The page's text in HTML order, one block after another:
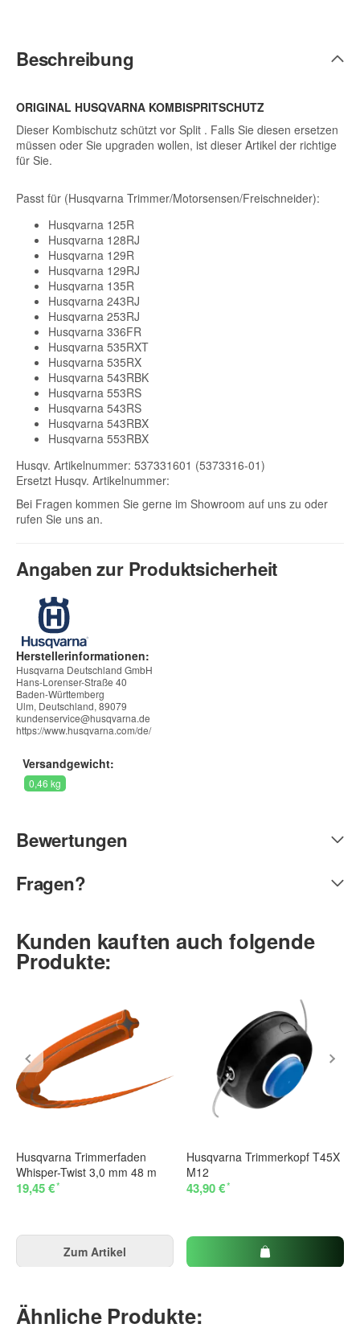
Beschreibung
ORIGINAL HUSQVARNA KOMBISPRITSCHUTZ
Dieser Kombischutz schützt vor Split . Falls Sie diesen ersetzen
müssen oder Sie upgraden wollen, ist dieser Artikel der richtige
für Sie.
Passt für (Husqvarna Trimmer/Motorsensen/Freischneider):
Husqvarna 125R
Husqvarna 128RJ
Husqvarna 129R
Husqvarna 129RJ
Husqvarna 135R
Husqvarna 243RJ
Husqvarna 253RJ
Husqvarna 336FR
Husqvarna 535RXT
Husqvarna 535RX
Husqvarna 543RBK
Husqvarna 553RS
Husqvarna 543RS
Husqvarna 543RBX
Husqvarna 553RBX
Husqv. Artikelnummer: 537331601 (5373316-01)
Ersetzt Husqv. Artikelnummer:
Bei Fragen kommen Sie gerne im Showroom auf uns zu oder
rufen Sie uns an.
Angaben zur Produktsicherheit
Herstellerinformationen:
Husqvarna Deutschland GmbH
Hans-Lorenser-Straße 40
Baden-Württemberg
Ulm, Deutschland, 89079
kundenservice@husqvarna.de
https://www.husqvarna.com/de/
Versandgewicht:
0,46 kg
Bewertungen
Fragen?
Kunden kauften auch folgende
Produkte:
Husqvarna Trimmerfaden
Whisper-Twist 3,0 mm 48 m
19,45 €*
Zum Artikel
Husqvarna Trimmerkopf T45X
M12
43,90 €*
Ähnliche Produkte: